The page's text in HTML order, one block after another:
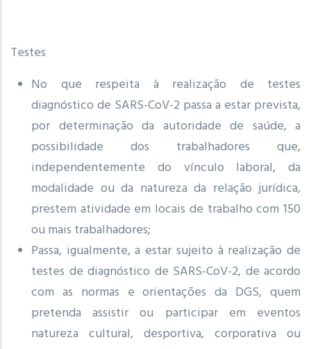
Testes
No que respeita à realização de testes
diagnóstico de SARS-CoV-2 passa a estar prevista,
por determinação da autoridade de saúde, a
possibilidade dos trabalhadores que,
independentemente do vínculo laboral, da
modalidade ou da natureza da relação jurídica,
prestem atividade em locais de trabalho com 150
ou mais trabalhadores;
Passa, igualmente, a estar sujeito à realização de
testes de diagnóstico de SARS-CoV-2, de acordo
com as normas e orientações da DGS, quem
pretenda assistir ou participar em eventos
natureza cultural, desportiva, corporativa ou